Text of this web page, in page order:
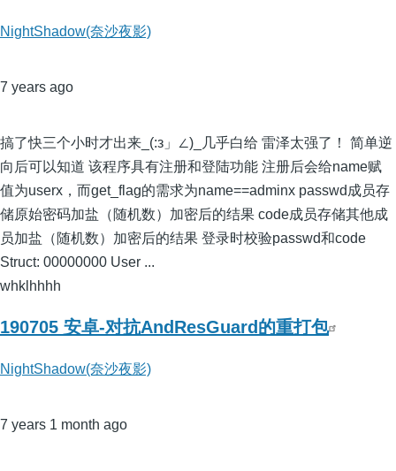
NightShadow(奈沙夜影)
7 years ago
搞了快三个小时才出来_(:з」∠)_几乎白给 雷泽太强了！ 简单逆
向后可以知道 该程序具有注册和登陆功能 注册后会给name赋
值为userx，而get_flag的需求为name==adminx passwd成员存
储原始密码加盐（随机数）加密后的结果 code成员存储其他成
员加盐（随机数）加密后的结果 登录时校验passwd和code
Struct: 00000000 User ...
whklhhhh
190705 安卓-对抗AndResGuard的重打包
NightShadow(奈沙夜影)
7 years 1 month ago